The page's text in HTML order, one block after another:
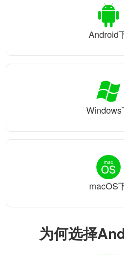
为何选择
Android
Windows
macOS